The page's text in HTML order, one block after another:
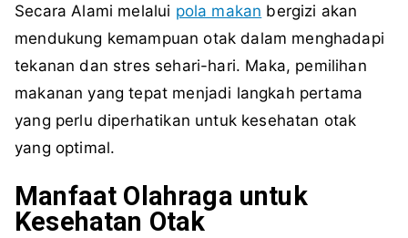
Secara Alami melalui pola makan bergizi akan
mendukung kemampuan otak dalam menghadapi
tekanan dan stres sehari-hari. Maka, pemilihan
makanan yang tepat menjadi langkah pertama
yang perlu diperhatikan untuk kesehatan otak
yang optimal.
Manfaat Olahraga untuk
Kesehatan Otak